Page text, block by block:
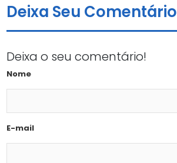
Deixa Seu Comentário
Deixa o seu comentário!
Nome
E-mail